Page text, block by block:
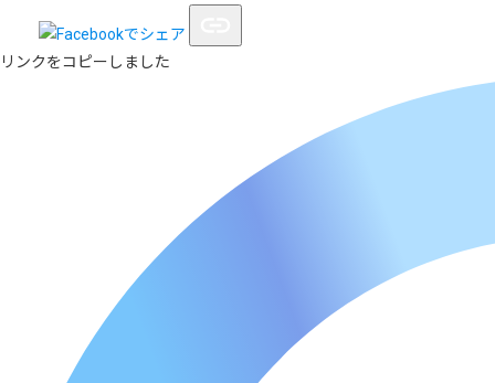
リンクをコピーしました